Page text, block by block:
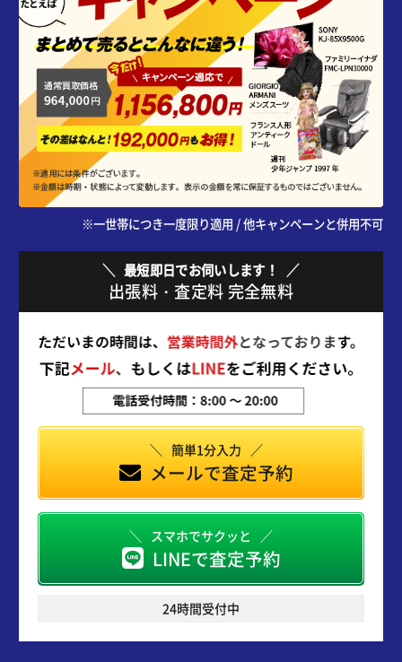
※一世帯につき一度限り適用 / 他キャンペーンと併用不可
最短即日でお伺いします！
出張料・査定料 完全無料
簡単1分入力
メールで査定予約
スマホでサクッと
LINEで査定予約
24時間受付中